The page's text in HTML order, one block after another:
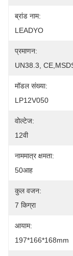
ब्रांड नाम:
LEADYO
प्रमाणन:
UN38.3,
मॉडल संख्या:
LP12V050
वोल्टेज:
12वी
नाममात्र क्षमता:
50आह
कुल वजन:
7 किग्रा
आयाम:
197*166*168mm